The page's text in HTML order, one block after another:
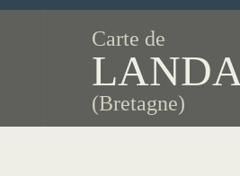
Carte de
(Bretagne)